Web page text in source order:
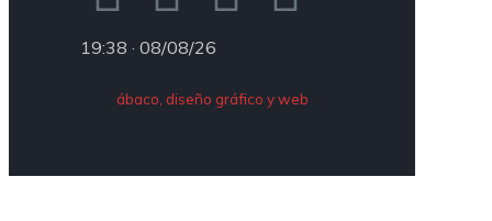
19:38 · 08/08/26
ábaco, diseño gráfico y web